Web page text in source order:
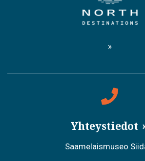
Yhteystiedot
Saamelaismuseo